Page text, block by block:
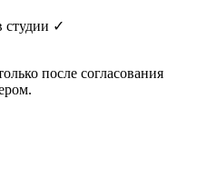
студии ✓
после согласования